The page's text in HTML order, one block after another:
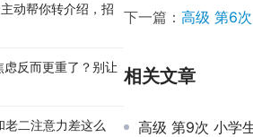
下一篇： 高级 第6
相关文章
高级 第9次 小学
动帮你转介绍，招
反而更重了？别让
老二注意力差这么